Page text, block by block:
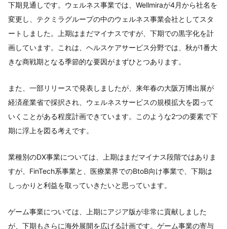
下期見通しです。ウェルネス事業では、Wellmiraが4月から社名を
変更し、テクミラグループの中のウェルネス事業会社としてスタ
ートしました。上期はまだマイナスですが、下期での黒字化を計
画しています。これは、ヘルスケアサービス分野では、秋が1番大
きな商戦期となる季節的な要因がまずひとつあります。
また、一部リリースで発表しましたが、来年春の大阪万博出展が
経済産業省で採択され、ウェルネスサービスの規模拡大を図って
いくことがある程度計画できています。このような2つの要素で下
期に浮上を図る考えです。
業種別のDX事業については、上期はまだマイナス段階ではありま
すが、FinTech系事業と、医療業界でのBtoB向け事業で、下期は
しっかりと利益を取っていきたいと思っています。
ゲーム事業については、上期にアジア版が非常に貢献しました
が、下期もさらに海外展開を広げる計画です。ゲーム事業の寄与